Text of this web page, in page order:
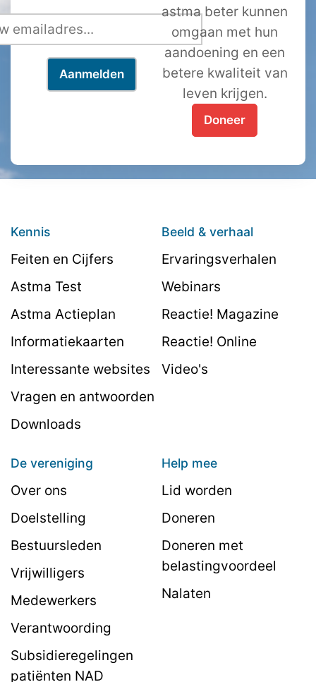
astma beter kunnen
omgaan met hun
aandoening en een
betere kwaliteit van
leven krijgen.
Doneer
Kennis
Feiten en Cijfers
Astma Test
Astma Actieplan
Informatiekaarten
Interessante websites
Vragen en antwoorden
Downloads
Beeld & verhaal
Ervaringsverhalen
Webinars
Reactie! Magazine
Reactie! Online
Video's
De vereniging
Over ons
Doelstelling
Bestuursleden
Vrijwilligers
Medewerkers
Verantwoording
Subsidieregelingen
patiënten NAD
Help mee
Lid worden
Doneren
Doneren met
belastingvoordeel
Nalaten